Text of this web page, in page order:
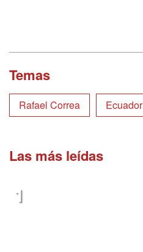
Temas
Rafael Correa Ecuador
Las más leídas